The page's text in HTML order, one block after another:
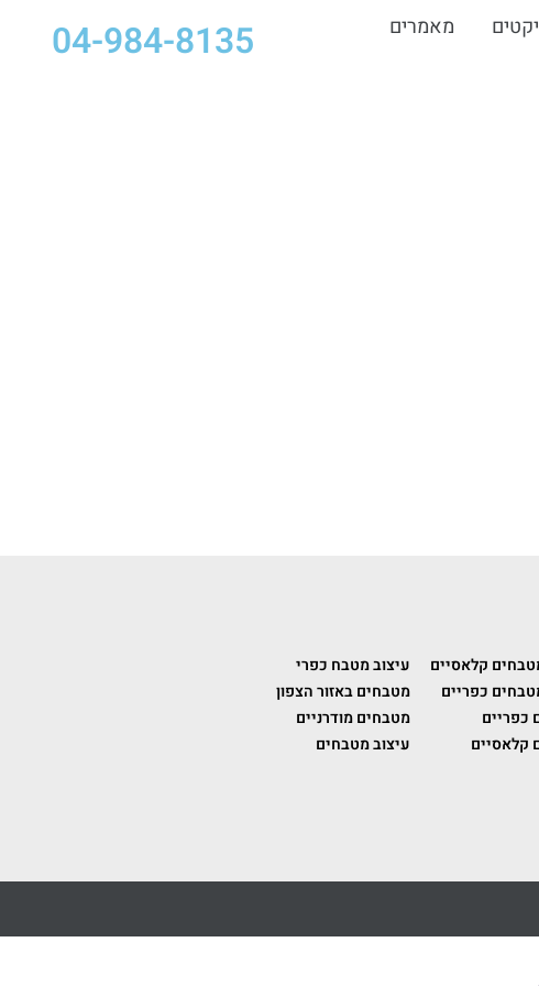
מאמרים
04-984-8135
קלאסיים
עיצוב מטבח כפרי
כפריים
מטבחים באזור הצפון
כפריים
מטבחים מודרניים
קלאסיים
עיצוב מטבחים